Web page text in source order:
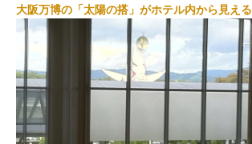
大阪万博の「太陽の搭」がホテル内から見える